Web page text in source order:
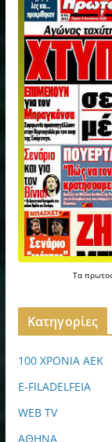
Τα
Kατηγορίες
100 ΧΡΟΝΙΑ ΑΕΚ
E-FILADELFEIA
WEB TV
ΑΘΗΝΑ